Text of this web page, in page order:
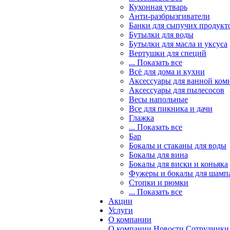
Кухонная утварь
Анти-разбрызгиватели
Банки для сыпучих
Бутылки для воды
Бутылки для масла и уксуса
Вертушки для специй
... Показать все
Всё для дома и кухни
Аксессуары для ванной
Аксессуары для пылесосов
Весы напольные
Все для пикника и дачи
Глажка
... Показать все
Бар
Бокалы и стаканы для воды
Бокалы для вина
Бокалы для виски и коньяка
Фужеры и бокалы для
Стопки и рюмки
... Показать все
Акции
Услуги
О компании